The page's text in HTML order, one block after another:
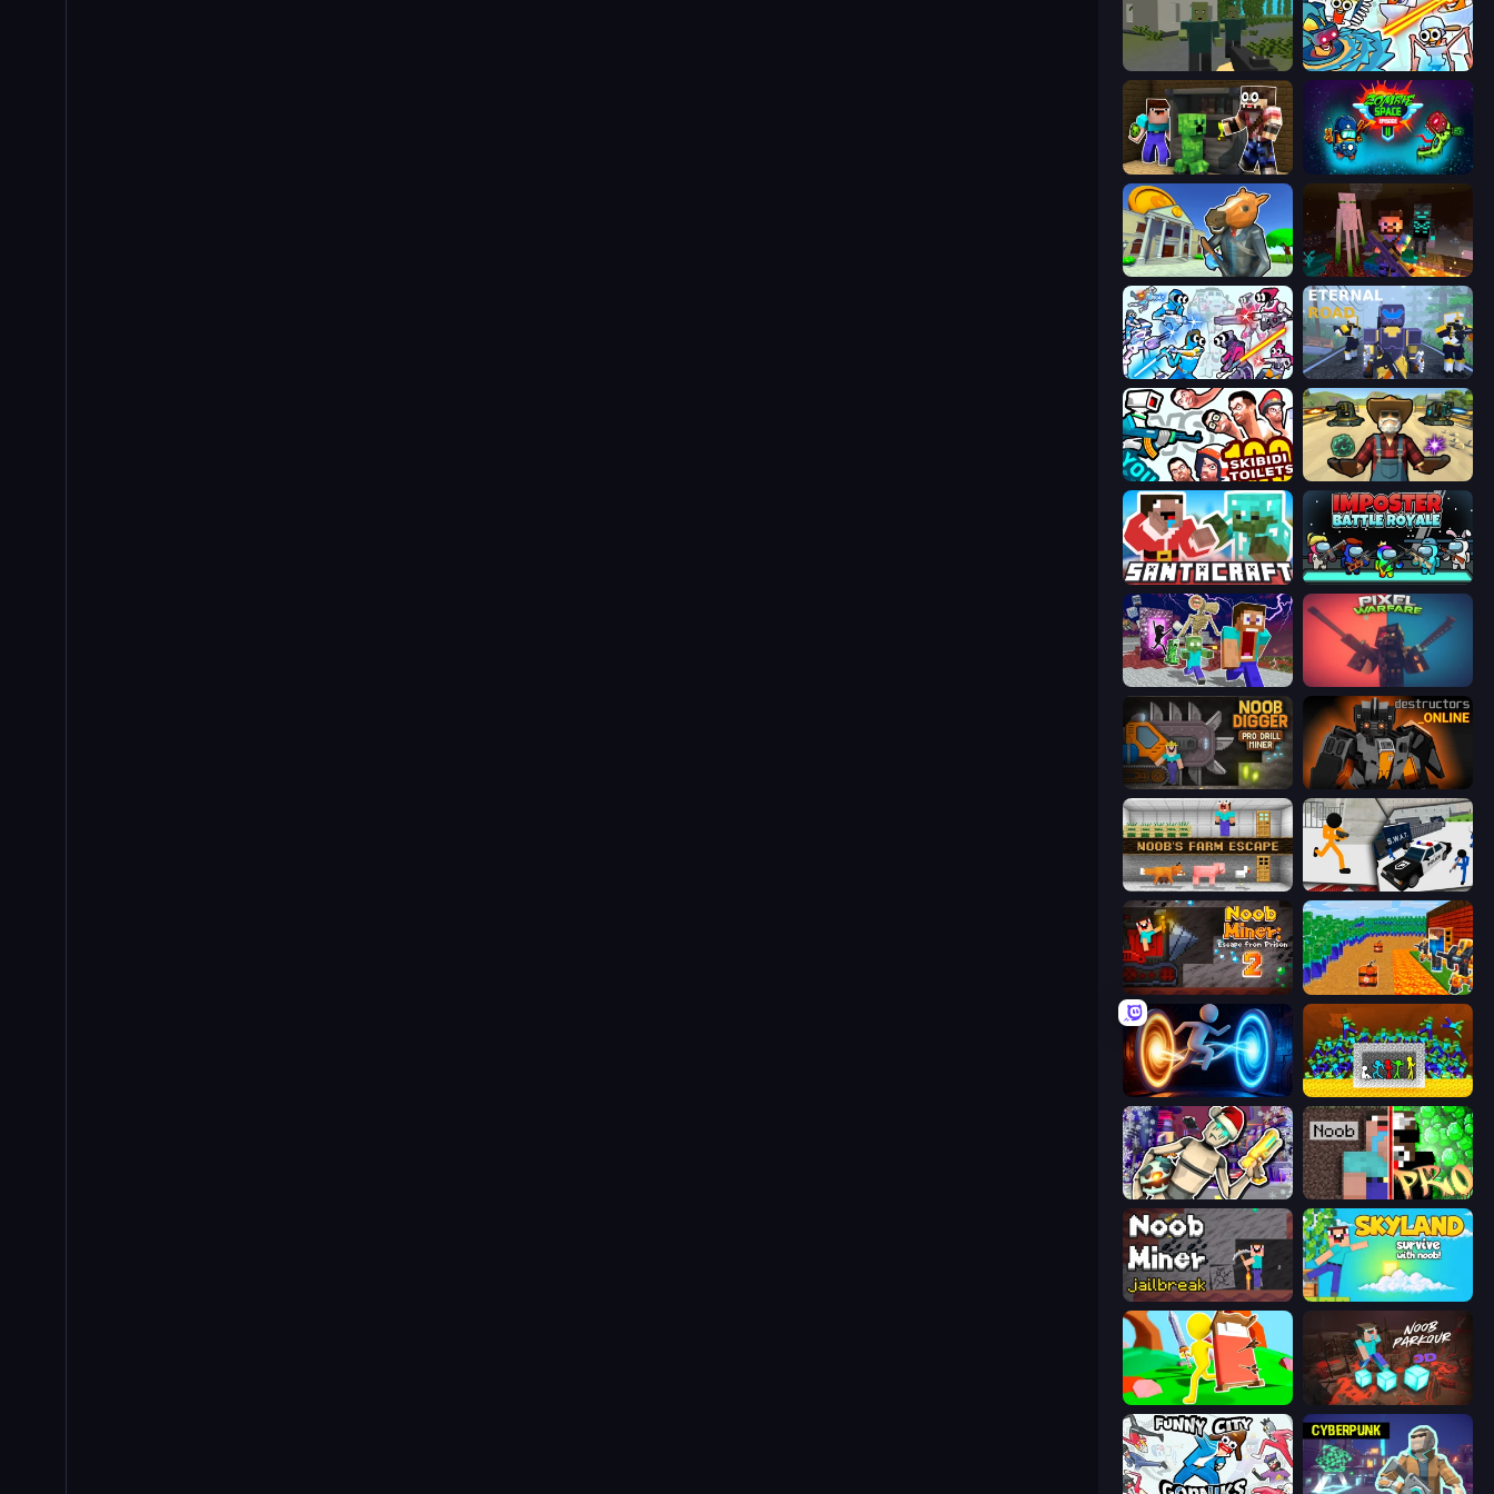
Toilets Worms Shooter
Noob Trolls Pro Zombie Space Episode 2
Bank Robbery 3 ZombieCraft
Space Wars Battleground Eternal Road
You vs 100 Skibidi Toilets Guns and Magic
SantaCraft Imposter Battle Royale
Monster School Herobrine Siren Head Pixel Warfare
Noob Digger: Pro Drill Miner Destructors Online
Noob's Farm Escape Stickman Prison: Counter Assault
Noob Miner 2: Escape From Prison Noob Tower Defense
Portal Escape Stick Fighter vs Zombies
Cyberpunk: Corporation Noob vs Pro: Challenge
Noob Miner: Escape From Prison Skyland Survive With Noob!
Bed Wars Noob Parkour 3D